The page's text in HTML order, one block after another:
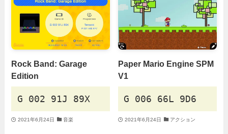
Rock Band: Garage
Edition
G 002 91J 89X
2021年6月24日 音楽
Paper Mario Engine SPM
V1
G 006 66L 9D6
2021年6月24日 アクション